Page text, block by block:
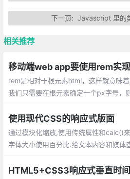
下一页:Javascript 里的
相关推荐
rem是相对于根元素html，这样就意味着
我们只需要在根元素确定一个px字号，
使用现代CSS的响应式版面
通过模块化缩放,使用传统属性和calc()
字体大小使用百分比.给文本内容和媒体
dia()函数基于视口来改变比例和基础字
HTML5+CSS3响应式垂直时